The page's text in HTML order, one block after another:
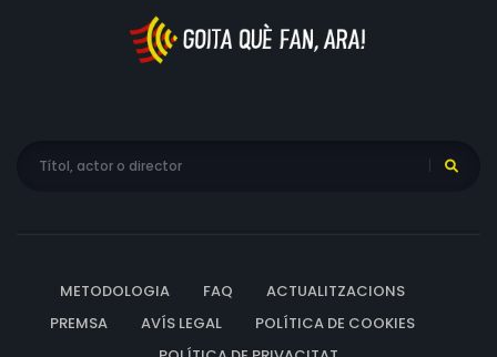
METODOLOGIA FAQ
ACTUALITZACIONS
PREMSA
AVÍS LEGAL
POLÍTICA DE COOKIES